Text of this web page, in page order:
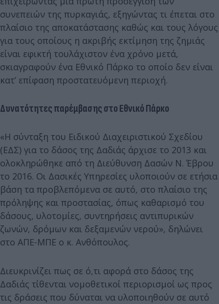
συνεπειών της πυρκαγιάς, εξηγώντας τι έπεται στο
πλαίσιο της αποκατάστασης καθώς και τους λόγους
για τους οποίους η ακριβής εκτίμηση της ζημιάς
είναι εφικτή τουλάχιστον ένα χρόνο μετά,
σκιαγραφούν ένα Εθνικό Πάρκο το οποίο δεν είναι
κατ’ επίφαση προστατευόμενη περιοχή.
Δυνατότητες παρέμβασης στο Εθνικό Πάρκο
«Η σύνταξη του Ειδικού Διαχειριστικού Σχεδίου
(ΕΔΣ) για το δάσος της Δαδιάς άρχισε το 2013 και
ολοκληρώθηκε από τη Διεύθυνση Δασών Ν. Έβρου
το 2016. Οι Δασικές Υπηρεσίες υλοποιούν σε ετήσια
βάση τα προβλεπόμενα σε αυτό, στο πλαίσιο της
πρόληψης και προστασίας, όπως καθαρισμό του
δάσους, υλοτομίες, συντηρήσεις αντιπυρικών
ζωνών, δρόμων και δεξαμενών νερού», δηλώνει
στο ΑΠΕ-ΜΠΕ ο κ. Ανθόπουλος.
Διευκρινίζει πως σε ό,τι αφορά στο δάσος της
Δαδιάς τίθενται νομοθετικοί περιορισμοί ως προς
τις δράσεις που δύναται να υλοποιηθούν σε αυτό